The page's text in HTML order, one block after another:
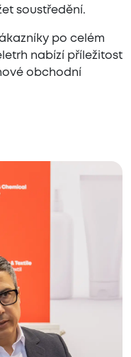
soustředění.
po celém
nabízí příležitost
obchodní